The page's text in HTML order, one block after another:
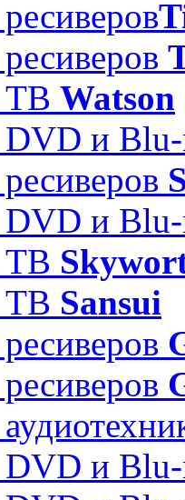
ТВ Watson
DVD и
DVD и
ТВ
ТВ Sansui
DVD и